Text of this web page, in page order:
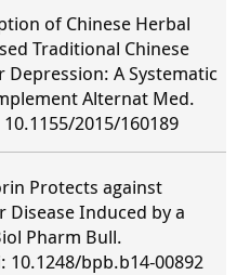
of Chinese Herbal
Traditional Chinese
A Systematic
Alternat Med.
2015/160189
Protects against
Disease Induced by a
Pharm Bull.
10.1248/bpb.b14-00892